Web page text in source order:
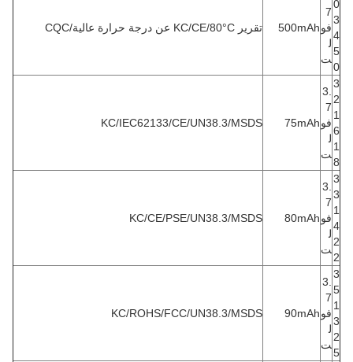
0
3
4
5
0
7
فو
ل
ت
500mAh تقرير KC/CE/80°C عن درجة حرارة عالية/CQC
3
2
1
6
1
8
3.
7
فو
ل
ت
75mAh
KC/IEC62133/CE/UN38.3/MSDS
3
3
1
4
2
2
3.
7
فو
ل
ت
80mAh
KC/CE/PSE/UN38.3/MSDS
3
5
1
3
2
5
3.
7
فو
ل
ت
90mAh
KC/ROHS/FCC/UN38.3/MSDS